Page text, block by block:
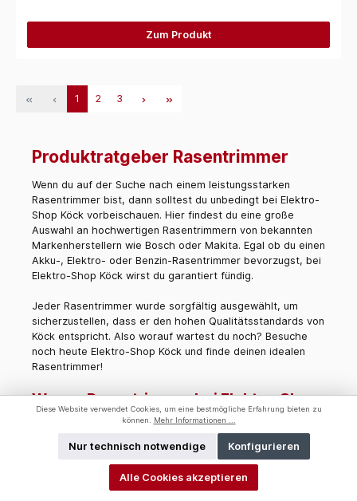
Zum Produkt
1 2 3
Produktratgeber Rasentrimmer
Wenn du auf der Suche nach einem leistungsstarken
Rasentrimmer bist, dann solltest du unbedingt bei Elektro-
Shop Köck vorbeischauen. Hier findest du eine große
Auswahl an hochwertigen Rasentrimmern von bekannten
Markenherstellern wie Bosch oder Makita. Egal ob du einen
Akku-, Elektro- oder Benzin-Rasentrimmer bevorzugst, bei
Elektro-Shop Köck wirst du garantiert fündig.
Jeder Rasentrimmer wurde sorgfältig ausgewählt, um
sicherzustellen, dass er den hohen Qualitätsstandards von
Köck entspricht. Also worauf wartest du noch? Besuche
noch heute Elektro-Shop Köck und finde deinen idealen
Rasentrimmer!
Warum Rasentrimmer bei Elektro-Shop
Köck kaufen?
Es gibt viele Gründe, warum du deinen Rasentrimmer im
Elektro-Shop Köck Onlineshop kaufen solltest. Hier sind nur
Dauertiefpreise: Bei uns bekommst du immer den
Diese Website verwendet Cookies, um eine bestmögliche Erfahrung bieten zu
können.
Mehr Informationen ...
Nur technisch notwendige Konfigurieren
Alle Cookies akzeptieren